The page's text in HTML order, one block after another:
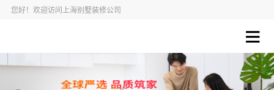
您好！欢迎访问上海别墅装修公司